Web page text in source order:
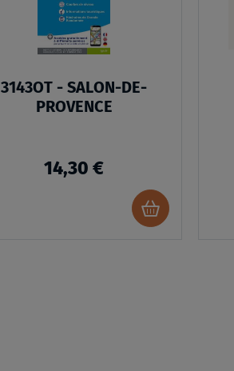
3143OT - SALON-DE-
PROVENCE
14,30 €
Ajouter
au